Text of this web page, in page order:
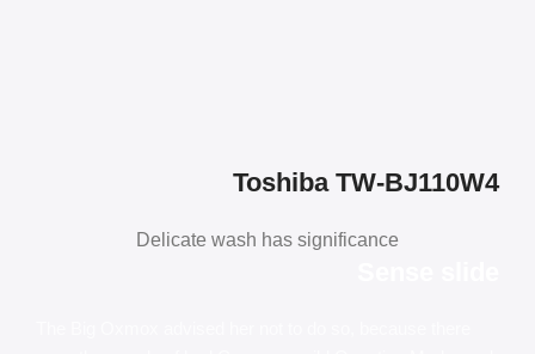
Toshiba TW-BJ110W4
Delicate wash has significance